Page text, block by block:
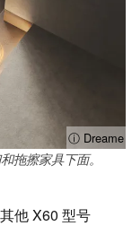
ⓘ Dreame
拖擦家具下面。
他 X60 型号